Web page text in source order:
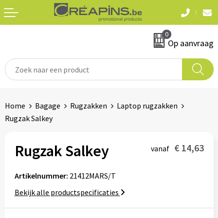
0
Op aanvraag
T-shirts
Sweaters en hoodies
Jassen
Hemden
Automerken
Eten & drinken
Snoepgoed
Home Bagage Rugzakken
Laptop rugzakken
Rugzak Salkey
Rugzak Salkey vanaf € 14,63
Artikelnummer: 21412MARS/T
Bekijk alle productspecificaties